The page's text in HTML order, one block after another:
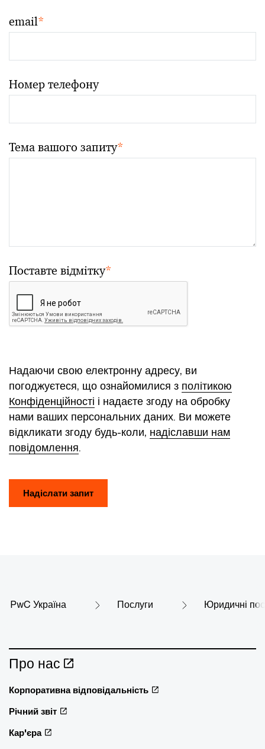
email*
Номер телефону
Тема вашого запиту*
Поставте відмітку*
Надаючи свою електронну адресу, ви
погоджуєтеся, що ознайомилися з політикою
Конфіденційності і надаєте згоду на обробку
нами ваших персональних даних. Ви можете
відкликати згоду будь-коли, надіславши нам
повідомлення.
Надіслати запит
PwC Україна Послуги Юридичні
Про нас
Корпоративна відповідальність
Річний звіт
Кар'єра